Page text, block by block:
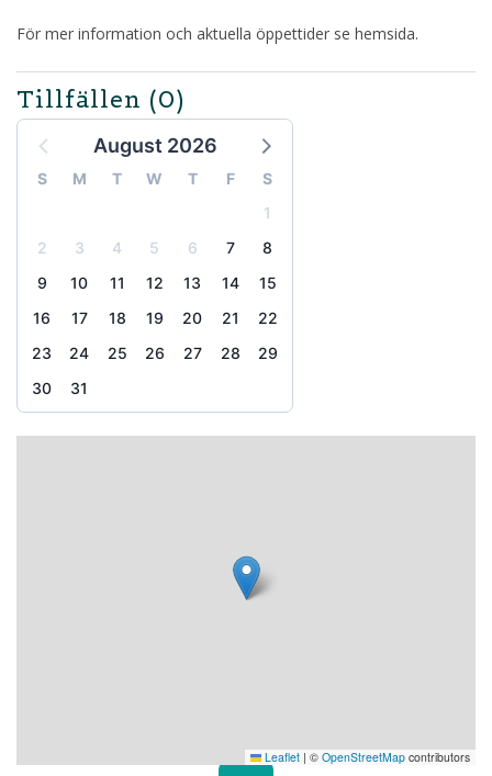
För mer information och aktuella öppettider se hemsida.
Tillfällen (0)
August 2026
S M T W T F
S
1
2
3 4 5 6 7
8
9
10 11 12 13 14
15
16
17 18 19 20 21
22
23
24 25 26 27 28
29
30
31
Leaflet | © OpenStreetMap contributors